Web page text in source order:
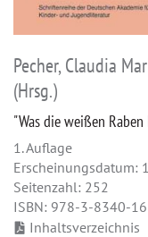
Pecher, Claudia
(Hrsg.)
"Was die weißen
1. Auflage
Erscheinungsdatum:
Seitenzahl: 252
ISBN: 978-3-8340-
Inhaltsverzeichnis